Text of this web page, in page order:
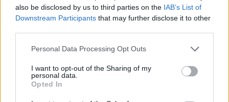
also be disclosed by us to third parties on the IAB’s List of
Downstream Participants that may further disclose it to other
Personal Data Processing Opt Outs
I want to opt-out of the Sharing of my
personal data.
Opted In
Ωρίων – Σπάνια νοσήματα
συνδέονται με μνημεία που
27 Φεβρουαρίου 2026
Γεωργιάδης: Πολλαπλά οφέλη από
τη συνεργασία δημοσίου και